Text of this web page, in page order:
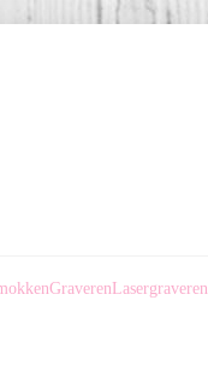
GraverenLasergraveren